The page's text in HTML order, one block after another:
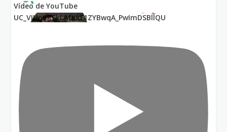
Vídeo de YouTube
UC_VIUnVRSkLAfKkF1ZYBwqA_PwImDSBllQU